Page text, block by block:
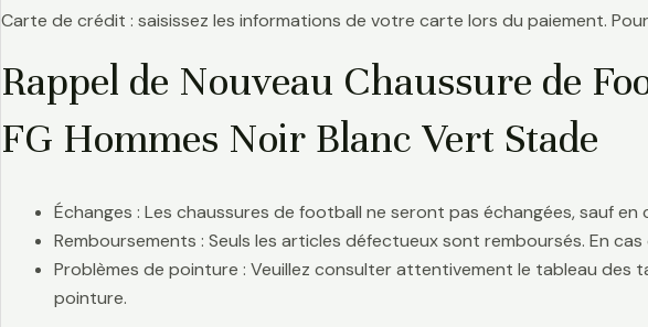
Carte de crédit : saisissez les informations de votre carte lors du paiement.
Rappel de Nouveau Chaussure de
FG Hommes Noir Blanc Vert Stade
Échanges : Les chaussures de football ne seront pas échangées, sauf
Remboursements : Seuls les articles défectueux sont remboursés. En
Problèmes de pointure : Veuillez consulter attentivement le tableau des
pointure.